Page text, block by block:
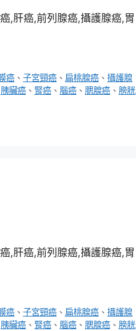
,肝癌,前列腺癌,攝護腺癌,胃
癌 、子宮頸癌 、 扁桃腺癌 、攝護腺
胰臟癌 、 腎癌 、 腦癌 、 腮腺癌 、 膀胱
,肝癌,前列腺癌,攝護腺癌,胃
癌 、子宮頸癌 、 扁桃腺癌 、攝護腺
胰臟癌 、 腎癌 、 腦癌 、 腮腺癌 、 膀胱